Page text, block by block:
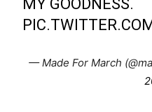
MY GOODNESS.
— Made For March